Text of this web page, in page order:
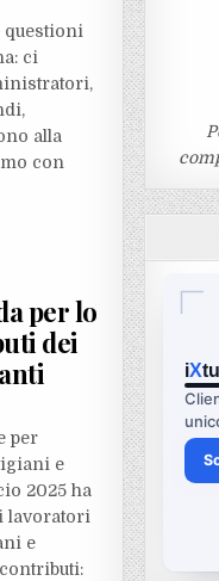
questioni
ci
alla
con
per lo
dei
per
e
2025 ha
lavoratori
e
iX